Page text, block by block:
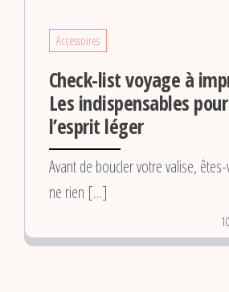
Accessoires
Check-list voyage à
Les indispensables
l’esprit léger
Avant de boucler votre valise,
ne rien […]